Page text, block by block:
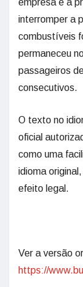
empresa é a
interromper a
combustíveis
permaneceu
passageiros
consecutivos.
O texto no
oficial
como uma
idioma
efeito legal.
Ver a versão
https://